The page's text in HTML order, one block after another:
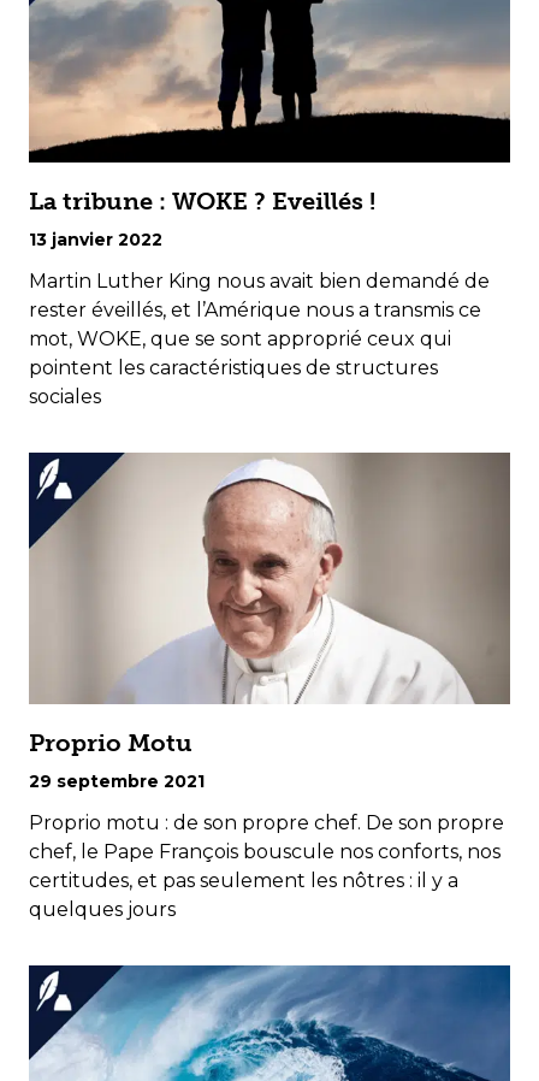
La tribune : WOKE ? Eveillés !
13 janvier 2022
Martin Luther King nous avait bien demandé de
rester éveillés, et l’Amérique nous a transmis ce
mot, WOKE, que se sont approprié ceux qui
pointent les caractéristiques de structures
sociales
Proprio Motu
29 septembre 2021
Proprio motu : de son propre chef. De son propre
chef, le Pape François bouscule nos conforts, nos
certitudes, et pas seulement les nôtres : il y a
quelques jours